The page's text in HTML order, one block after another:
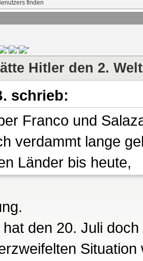
Hitler den 2.
schrieb:
Franco und
verdammt lange
Länder bis heute,
den 20. Juli